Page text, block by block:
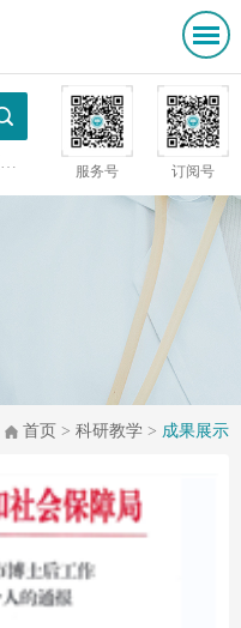
服务号 订阅号
首页 > 科研教学 > 成果展示